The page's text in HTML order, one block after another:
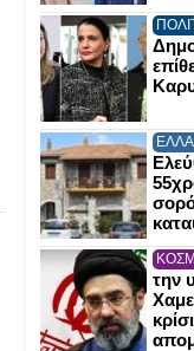
την